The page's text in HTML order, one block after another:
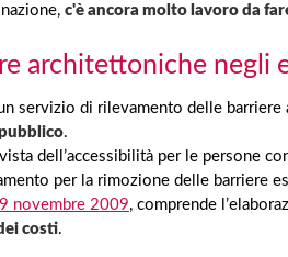
c'è ancora molto lavoro da
architettoniche negli
servizio di rilevamento delle barriere
.
dell’accessibilità per le persone
per la rimozione delle barriere
novembre 2009, comprende
costi.